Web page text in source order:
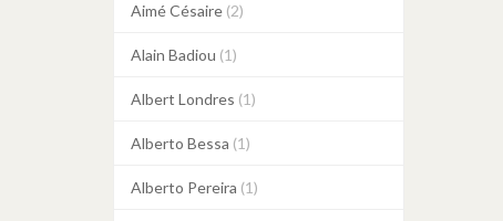
Aimé Césaire (2)
Alain Badiou (1)
Albert Londres (1)
Alberto Bessa (1)
Alberto Pereira (1)